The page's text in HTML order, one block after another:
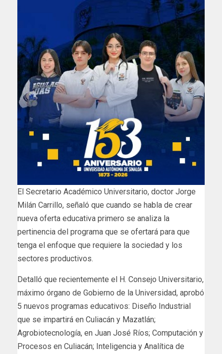
El Secretario Académico Universitario, doctor Jorge
Milán Carrillo, señaló que cuando se habla de crear
nueva oferta educativa primero se analiza la
pertinencia del programa que se ofertará para que
tenga el enfoque que requiere la sociedad y los
sectores productivos.
Detalló que recientemente el H. Consejo Universitario,
máximo órgano de Gobierno de la Universidad, aprobó
5 nuevos programas educativos: Diseño Industrial
que se impartirá en Culiacán y Mazatlán;
Agrobiotecnología, en Juan José Ríos; Computación y
Procesos en Culiacán; Inteligencia y Analítica de